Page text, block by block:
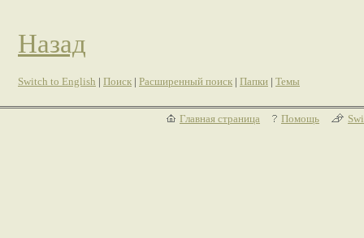
Назад
Switch to English | Поиск | Расширенный поиск | Папки | Темы
Главная страница Помощь